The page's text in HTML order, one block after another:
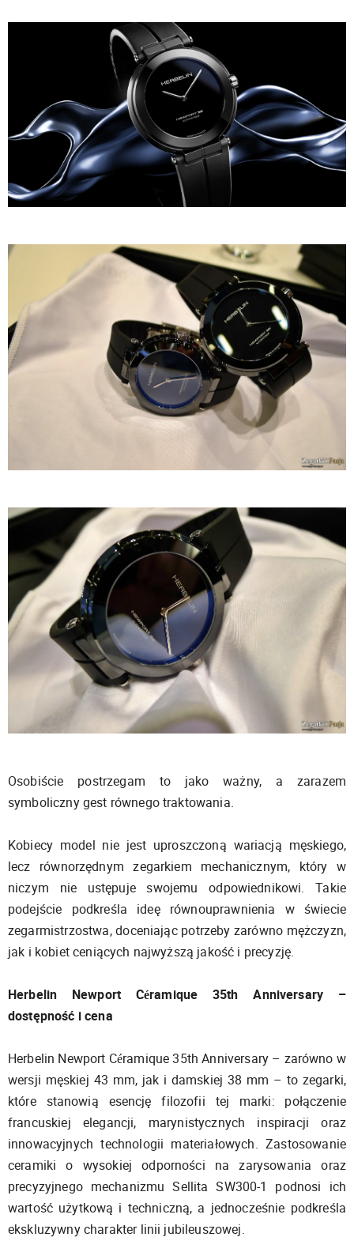
Osobiście postrzegam to jako ważny, a zarazem
symboliczny gest równego traktowania.
Kobiecy model nie jest uproszczoną wariacją męskiego,
lecz równorzędnym zegarkiem mechanicznym, który w
niczym nie ustępuje swojemu odpowiednikowi. Takie
podejście podkreśla ideę równouprawnienia w świecie
zegarmistrzostwa, doceniając potrzeby zarówno mężczyzn,
jak i kobiet ceniących najwyższą jakość i precyzję.
Herbelin Newport Céramique 35th Anniversary –
dostępność i cena
Herbelin Newport Céramique 35th Anniversary – zarówno w
wersji męskiej 43 mm, jak i damskiej 38 mm – to zegarki,
które stanowią esencję filozofii tej marki: połączenie
francuskiej elegancji, marynistycznych inspiracji oraz
innowacyjnych technologii materiałowych. Zastosowanie
ceramiki o wysokiej odporności na zarysowania oraz
precyzyjnego mechanizmu Sellita SW300-1 podnosi ich
wartość użytkową i techniczną, a jednocześnie podkreśla
ekskluzywny charakter linii jubileuszowej.